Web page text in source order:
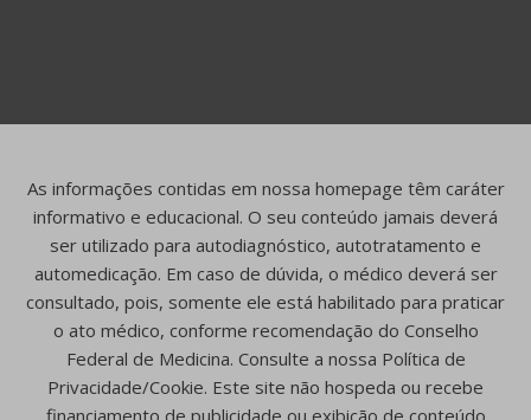
As informações contidas em nossa homepage têm caráter
informativo e educacional. O seu conteúdo jamais deverá
ser utilizado para autodiagnóstico, autotratamento e
automedicação. Em caso de dúvida, o médico deverá ser
consultado, pois, somente ele está habilitado para praticar
o ato médico, conforme recomendação do Conselho
Federal de Medicina. Consulte a nossa Política de
Privacidade/Cookie. Este site não hospeda ou recebe